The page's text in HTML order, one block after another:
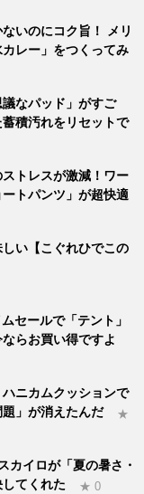
いのにコク旨！ メリ
レー」をつくってみ
なパッド」がすご
積汚れをリセットで
トレスが激減！ワー
トパンツ」が超快適
い【こぐれひでこの
セールで「テント」
らお買い得ですよ
ニカムクッションで
題」が消えたんだ
★
カイロが「夏の暑さ・
てくれた
★ 0